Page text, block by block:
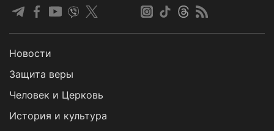
Новости
Защита веры
Человек и Церковь
История и культура